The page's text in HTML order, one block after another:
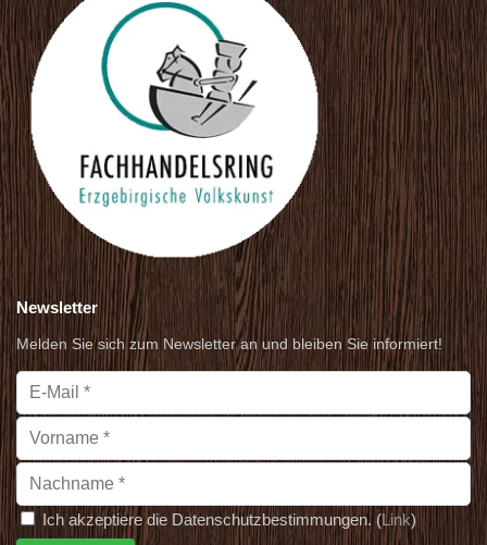
Newsletter
Melden Sie sich zum Newsletter an und bleiben Sie informiert!
Ich akzeptiere die Datenschutzbestimmungen. (Link)